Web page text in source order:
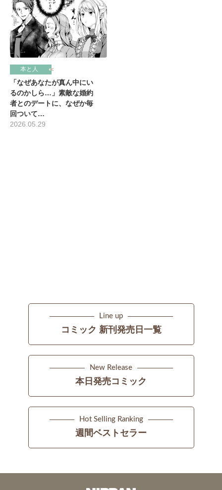
本と人
「なぜあなたが真ん中にい
るのかしら…」素敵な婚約
者とのデートに、なぜか毎
回ついて…
2026.05.29
Line up
コミック 新刊発売日一覧
New Release
本日発売コミック
Hot Selling Ranking
週間ベストセラー